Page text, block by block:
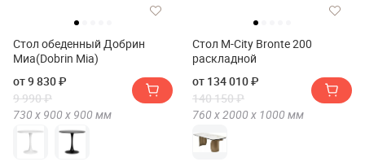
Стол обеденный Добрин
Миа(Dobrin Mia)
от 9 830 ₽
9 990 ₽
730 х 900 х 900 мм
Стол M-City Bronte 200
раскладной
от 134 010 ₽
140 150 ₽
760 х2000 х 1000 мм